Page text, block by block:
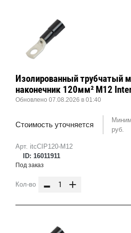
Арт. itcCIP120-M12
ID: 16011911
Изолированный трубчатый
наконечник 120мм² M12
Обновлено 07.08.2026 в 01:40
Стоимость уточняется
руб.
Под заказ
Кол-во - +